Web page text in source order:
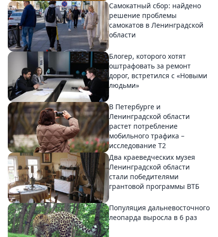
Самокатный сбор: найдено
решение проблемы
самокатов в Ленинградской
области
Блогер, которого хотят
оштрафовать за ремонт
дорог, встретился с «Новыми
людьми»
В Петербурге и
Ленинградской области
растет потребление
мобильного трафика –
исследование T2
Два краеведческих музея
Ленинградской области
стали победителями
грантовой программы ВТБ
Популяция дальневосточного
леопарда выросла в 6 раз